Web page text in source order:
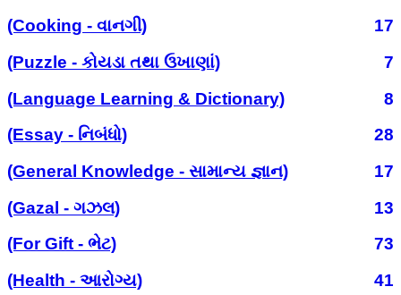
(Cooking - વાનગી)
17
(Puzzle - કોયડા તથા ઉખાણાં)
7
(Language Learning & Dictionary)
8
(Essay - નિબંધો)
28
(General Knowledge - સામાન્ય જ્ઞાન)
17
(Gazal - ગઝલ)
13
(For Gift - ભેટ)
73
(Health - આરોગ્ય)
41